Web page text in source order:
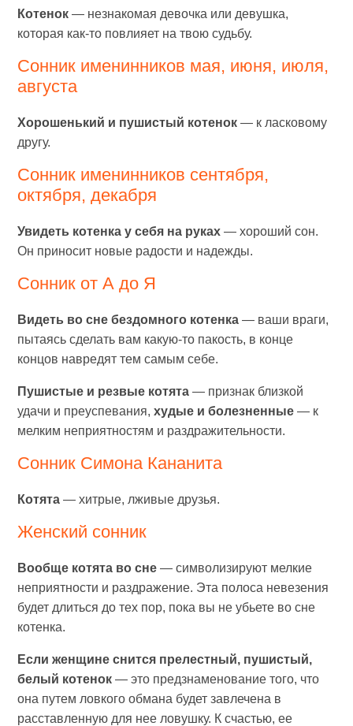
Котенок — незнакомая девочка или девушка,
которая как-то повлияет на твою судьбу.
Сонник именинников мая, июня, июля,
августа
Хорошенький и пушистый котенок — к ласковому
другу.
Сонник именинников сентября,
октября, декабря
Увидеть котенка у себя на руках — хороший сон.
Он приносит новые радости и надежды.
Сонник от А до Я
Видеть во сне бездомного котенка — ваши враги,
пытаясь сделать вам какую-то пакость, в конце
концов навредят тем самым себе.
Пушистые и резвые котята — признак близкой
удачи и преуспевания,худые и болезненные — к
мелким неприятностям и раздражительности.
Сонник Симона Кананита
Котята — хитрые, лживые друзья.
Женский сонник
Вообще котята во сне — символизируют мелкие
неприятности и раздражение. Эта полоса невезения
будет длиться до тех пор, пока вы не убьете во сне
котенка.
Если женщине снится прелестный, пушистый,
белый котенок — это предзнаменование того, что
она путем ловкого обмана будет завлечена в
расставленную для нее ловушку. К счастью, ее